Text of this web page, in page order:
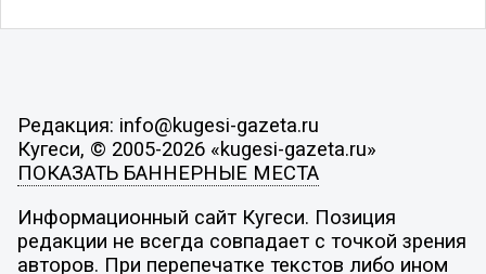
Редакция: info@kugesi-gazeta.ru
Кугеси, © 2005-2026 «kugesi-gazeta.ru»
ПОКАЗАТЬ БАННЕРНЫЕ МЕСТА
Информационный сайт Кугеси. Позиция
редакции не всегда совпадает с точкой зрения
авторов. При перепечатке текстов либо ином